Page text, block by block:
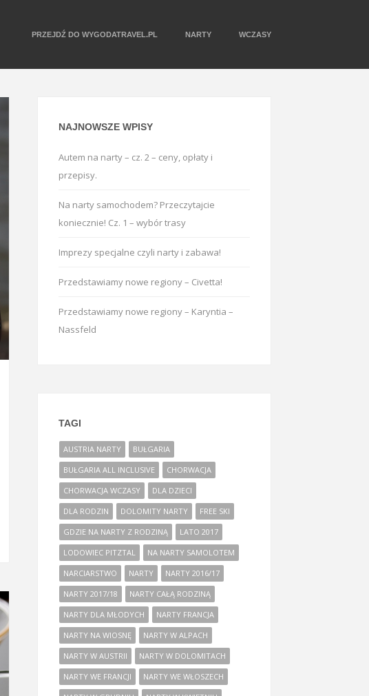
PRZEJDŹ DO WYGODATRAVEL.PL NARTY WCZASY
NAJNOWSZE WPISY
Autem na narty – cz. 2 – ceny, opłaty i
przepisy.
Na narty samochodem? Przeczytajcie
koniecznie! Cz. 1 – wybór trasy
Imprezy specjalne czyli narty i zabawa!
Przedstawiamy nowe regiony – Civetta!
Przedstawiamy nowe regiony – Karyntia –
Nassfeld
TAGI
AUSTRIA NARTY
BUŁGARIA
BUŁGARIA ALL INCLUSIVE
CHORWACJA
CHORWACJA WCZASY
DLA DZIECI
DLA RODZIN
DOLOMITY NARTY
FREE SKI
GDZIE NA NARTY Z RODZINĄ
LATO 2017
LODOWIEC PITZTAL
NA NARTY SAMOLOTEM
NARCIARSTWO
NARTY
NARTY 2016/17
NARTY 2017/18
NARTY CAŁĄ RODZINĄ
NARTY DLA MŁODYCH
NARTY FRANCJA
NARTY NA WIOSNĘ
NARTY W ALPACH
NARTY W AUSTRII
NARTY W DOLOMITACH
NARTY WE FRANCJI
NARTY WE WŁOSZECH